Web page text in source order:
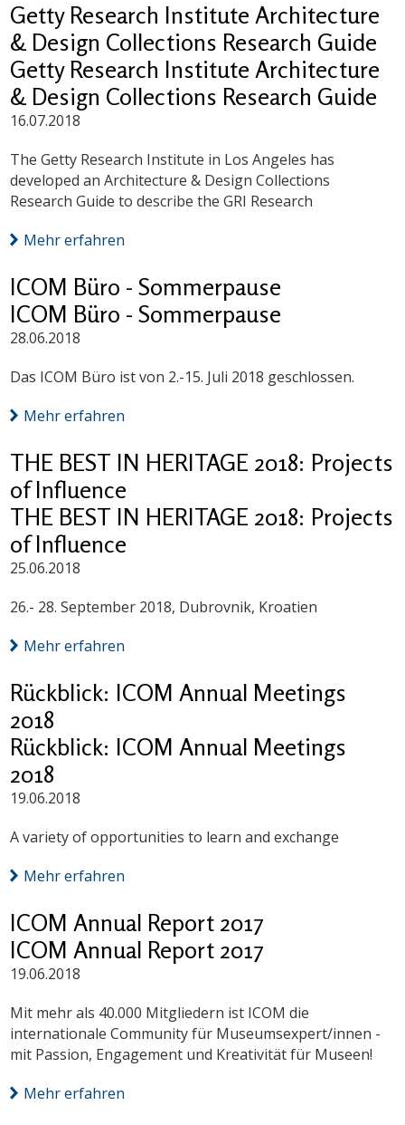
Getty Research Institute Architecture
& Design Collections Research Guide
Getty Research Institute Architecture
& Design Collections Research Guide
16.07.2018
The Getty Research Institute in Los Angeles has
developed an Architecture & Design Collections
Research Guide to describe the GRI Research
Mehr erfahren
ICOM Büro - Sommerpause
ICOM Büro - Sommerpause
28.06.2018
Das ICOM Büro ist von 2.-15. Juli 2018 geschlossen.
Mehr erfahren
THE BEST IN HERITAGE 2018: Projects
of Influence
THE BEST IN HERITAGE 2018: Projects
of Influence
25.06.2018
26.- 28. September 2018, Dubrovnik, Kroatien
Mehr erfahren
Rückblick: ICOM Annual Meetings
2018
Rückblick: ICOM Annual Meetings
2018
19.06.2018
A variety of opportunities to learn and exchange
Mehr erfahren
ICOM Annual Report 2017
ICOM Annual Report 2017
19.06.2018
Mit mehr als 40.000 Mitgliedern ist ICOM die
internationale Community für Museumsexpert/innen -
mit Passion, Engagement und Kreativität für Museen!
Mehr erfahren